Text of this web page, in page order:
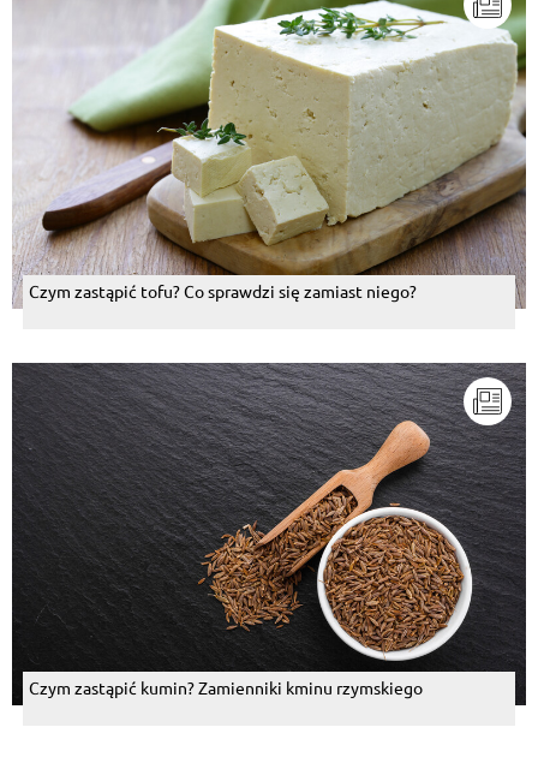
Czym zastąpić tofu? Co sprawdzi się zamiast niego?
Czym zastąpić kumin? Zamienniki kminu rzymskiego